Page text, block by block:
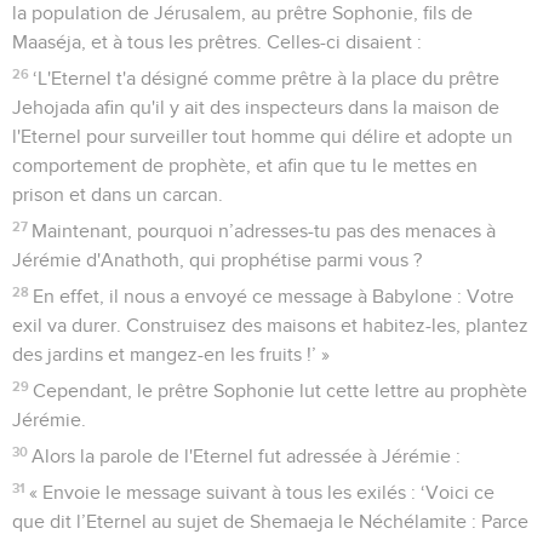
la population de Jérusalem, au prêtre Sophonie, fils de
Maaséja, et à tous les prêtres. Celles-ci disaient :
26 ‘L'Eternel t'a désigné comme prêtre à la place du prêtre
Jehojada afin qu'il y ait des inspecteurs dans la maison de
l'Eternel pour surveiller tout homme qui délire et adopte un
comportement de prophète, et afin que tu le mettes en
prison et dans un carcan.
27 Maintenant, pourquoi n’adresses-tu pas des menaces à
Jérémie d'Anathoth, qui prophétise parmi vous ?
28 En effet, il nous a envoyé ce message à Babylone : Votre
exil va durer. Construisez des maisons et habitez-les, plantez
des jardins et mangez-en les fruits !’ »
29 Cependant, le prêtre Sophonie lut cette lettre au prophète
Jérémie.
30 Alors la parole de l'Eternel fut adressée à Jérémie :
31 « Envoie le message suivant à tous les exilés : ‘Voici ce
que dit l’Eternel au sujet de Shemaeja le Néchélamite : Parce